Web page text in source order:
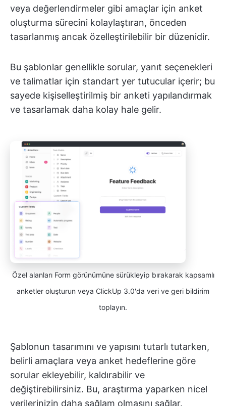
veya değerlendirmeler gibi amaçlar için anket
oluşturma sürecini kolaylaştıran, önceden
tasarlanmış ancak özelleştirilebilir bir düzenidir.
Bu şablonlar genellikle sorular, yanıt seçenekleri
ve talimatlar için standart yer tutucular içerir; bu
sayede kişiselleştirilmiş bir anketi yapılandırmak
ve tasarlamak daha kolay hale gelir.
Özel alanları Form görünümüne sürükleyip bırakarak kapsamlı
anketler oluşturun veya ClickUp 3.0'da veri ve geri bildirim
toplayın.
Şablonun tasarımını ve yapısını tutarlı tutarken,
belirli amaçlara veya anket hedeflerine göre
sorular ekleyebilir, kaldırabilir ve
değiştirebilirsiniz. Bu, araştırma yaparken nicel
verilerinizin daha sağlam olmasını sağlar.